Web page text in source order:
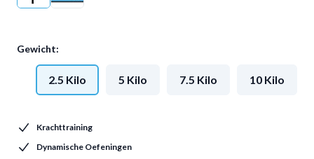
Gewicht:
2.5 Kilo 5 Kilo 7.5 Kilo 10 Kilo
Krachttraining
Dynamische Oefeningen